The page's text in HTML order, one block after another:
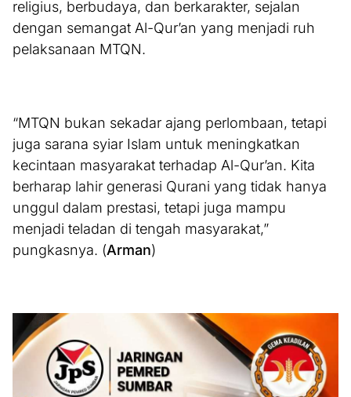
religius, berbudaya, dan berkarakter, sejalan
dengan semangat Al-Qur’an yang menjadi ruh
pelaksanaan MTQN.
“MTQN bukan sekadar ajang perlombaan, tetapi
juga sarana syiar Islam untuk meningkatkan
kecintaan masyarakat terhadap Al-Qur’an. Kita
berharap lahir generasi Qurani yang tidak hanya
unggul dalam prestasi, tetapi juga mampu
menjadi teladan di tengah masyarakat,”
pungkasnya. (Arman)